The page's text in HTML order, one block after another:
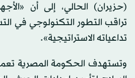
(حزيران) الحالي، إلى أن
تراقب التطور التكنولوجي في
تداعياته الاستراتيجية».
وتستهدف الحكومة المصرية